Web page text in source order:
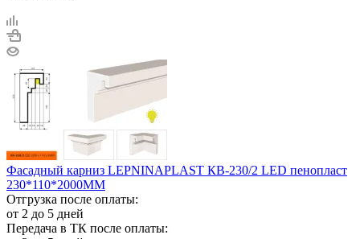
Фасадный карниз LEPNINAPLAST КВ-230/2 LED пенопласт
230*110*2000ММ
Отгрузка после оплаты:
от 2 до 5 дней
Передача в ТК после оплаты: